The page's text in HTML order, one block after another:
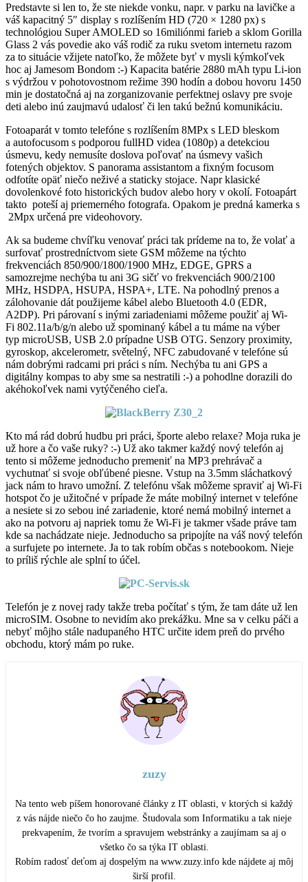
Predstavte si len to, že ste niekde vonku, napr. v parku na lavičke a
váš kapacitný 5″ display s rozlíšením HD (720 × 1280 px) s
technológiou Super AMOLED so 16miliónmi farieb a sklom Gorilla
Glass 2 vás povedie ako váš rodič za ruku svetom internetu razom
za to situácie vžijete natoľko, že môžete byť v mysli kýmkoľvek
hoc aj Jamesom Bondom :-) Kapacita batérie 2880 mAh typu Li-ion
s výdržou v pohotovostnom režime 390 hodín a dobou hovoru 1450
min je dostatočná aj na zorganizovanie perfektnej oslavy pre svoje
deti alebo inú zaujmavú udalosť či len takú bežnú komunikáciu.
Fotoaparát v tomto telefóne s rozlíšením 8MPx s LED bleskom
a autofocusom s podporou fullHD videa (1080p) a detekciou
úsmevu, kedy nemusíte doslova poľovať na úsmevy vašich
fotených objektov. S panorama assistantom a fixným focusom
odfotíte opäť niečo neživé a staticky stojace. Napr klasické
dovolenkové foto historických budov alebo hory v okolí. Fotoapárt
takto poteší aj priemerného fotografa. Opakom je predná kamerka s
2Mpx určená pre videohovory.
Ak sa budeme chvíľku venovať práci tak prídeme na to, že volať a
surfovať prostredníctvom siete GSM môžeme na týchto
frekvenciách 850/900/1800/1900 MHz, EDGE, GPRS a
samozrejme nechýba tu ani 3G sičť vo frekvenciách 900/2100
MHz, HSDPA, HSUPA, HSPA+, LTE. Na pohodlný prenos a
zálohovanie dát použijeme kábel alebo Bluetooth 4.0 (EDR,
A2DP). Pri párovaní s inými zariadeniami môžeme použiť aj Wi-
Fi 802.11a/b/g/n alebo už spominaný kábel a tu máme na výber
typ microUSB, USB 2.0 prípadne USB OTG. Senzory proximity,
gyroskop, akcelerometr, světelný, NFC zabudované v telefóne sú
nám dobrými radcami pri práci s ním. Nechýba tu ani GPS a
digitálny kompas to aby sme sa nestratili :-) a pohodlne dorazili do
akéhokoľvek nami vytýčeného cieľa.
Kto má rád dobrú hudbu pri práci, športe alebo relaxe? Moja ruka je
už hore a čo vaše ruky? :-) Už ako takmer každý nový telefón aj
tento si môžeme jednoducho premeniť na MP3 prehrávač a
vychutnať si svoje obľúbené piesne. Vstup na 3.5mm sláchatkový
jack nám to hravo umožní. Z telefónu však môžeme spraviť aj Wi-Fi
hotspot čo je užitočné v prípade že máte mobilný internet v telefóne
a nesiete si zo sebou iné zariadenie, ktoré nemá mobilný internet a
ako na potvoru aj napriek tomu že Wi-Fi je takmer všade práve tam
kde sa nachádzate nieje. Jednoducho sa pripojíte na váš nový telefón
a surfujete po internete. Ja to tak robím občas s notebookom. Nieje
to príliš rýchle ale splní to účel.
Telefón je z novej rady takže treba počítať s tým, že tam dáte už len
microSIM. Osobne to nevidím ako prekážku. Mne sa v celku páči a
nebyť môjho stále nadupaného HTC určite idem preň do prvého
obchodu, ktorý mám po ruke.
zuzy
Na tento web píšem honorované články z IT oblasti, v ktorých si každý
z vás nájde niečo čo ho zaujme. Študovala som Informatiku a tak nieje
prekvapením, že tvorím a spravujem webstránky a zaujímam sa aj o
všetko čo sa týka IT oblasti.
Robím radosť deťom aj dospelým na www.zuzy.info kde nájdete aj môj
širší profil.